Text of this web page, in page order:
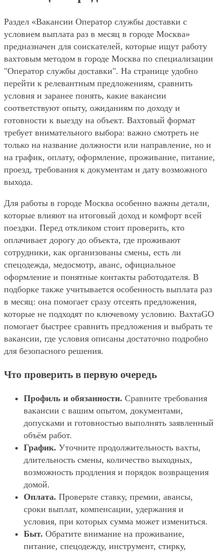
Раздел «Вакансии Оператор службы доставки с
условием выплата раз в месяц в городе Москва»
предназначен для соискателей, которые ищут работу
вахтовым методом в городе Москва по специализации
"Оператор службы доставки". На странице удобно
перейти к релевантным предложениям, сравнить
условия и заранее понять, какие вакансии
соответствуют опыту, ожиданиям по доходу и
готовности к выезду на объект. Вахтовый формат
требует внимательного выбора: важно смотреть не
только на название должности или направление, но и
на график, оплату, оформление, проживание, питание,
проезд, требования к документам и дату возможного
выхода.
Для работы в городе Москва особенно важны детали,
которые влияют на итоговый доход и комфорт всей
поездки. Перед откликом стоит проверить, кто
оплачивает дорогу до объекта, где проживают
сотрудники, как организованы смены, есть ли
спецодежда, медосмотр, аванс, официальное
оформление и понятные контакты работодателя. В
подборке также учитывается особенность выплата раз
в месяц: она помогает сразу отсеять предложения,
которые не подходят по ключевому условию. ВахтаGO
помогает быстрее сравнить предложения и выбрать те
вакансии, где условия описаны достаточно подробно
для безопасного решения.
Что проверить в первую очередь
Профиль и обязанности. Сравните требования
вакансии с вашим опытом, документами,
допусками и готовностью выполнять заявленный
объём работ.
График. Уточните продолжительность вахты,
длительность смены, количество выходных,
возможность продления и порядок возвращения
домой.
Оплата. Проверьте ставку, премии, авансы,
сроки выплат, компенсации, удержания и
условия, при которых сумма может измениться.
Быт. Обратите внимание на проживание,
питание, спецодежду, инструмент, стирку,